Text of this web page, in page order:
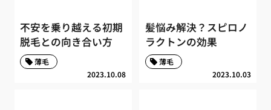
不安を乗り越える初期
脱毛との向き合い方
2023.10.08
薄毛
髪悩み解決？スピロノ
ラクトンの効果
2023.10.03
薄毛